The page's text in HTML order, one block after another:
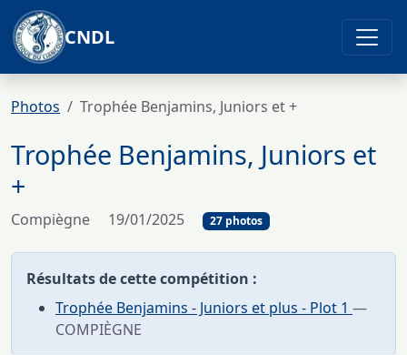
CNDL
Photos Trophée Benjamins, Juniors et +
Trophée Benjamins, Juniors et
+
Compiègne 19/01/2025 27 photos
Résultats de cette compétition :
Trophée Benjamins - Juniors et plus - Plot 1 —
COMPIÈGNE